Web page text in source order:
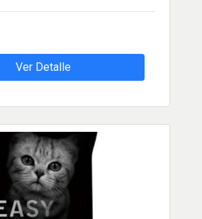
Ver Detalle